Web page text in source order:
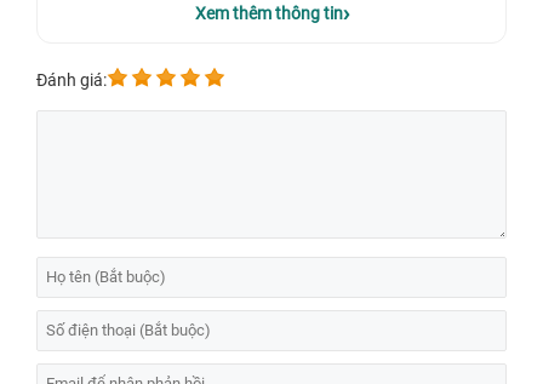
Xem thêm thông tin
Đánh giá: